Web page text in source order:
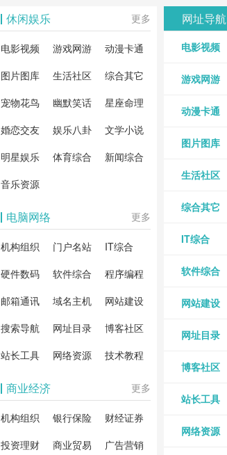
台内容丰
富，更新快
速，支持在
线观看，满
需求，提供
无广告、高
量免费看电
影网站！
成全短剧电
视剧、电视
看的电视
剧、最新的
看，神马影
院每天更新
动作片、 喜
剧片、爱情
等全新电
_huashilm.com_
动漫综合
提供最新电
视剧和2025
的在线观
看，快来碟
调电影网在
热门影视作
品吧！
整合当前互
联网最新最
软件免费下
载、资源免
术教程学习
与交流平
解软件、整
卓破解软件
载！旨在打
造一个绿色
件共享站、
资源
休闲娱乐 更多
电影视频 游戏网游
动漫卡通
图片图库
生活社区
综合其它
宠物花鸟
幽默笑话
星座命理
婚恋交友
娱乐八卦
文学小说
明星娱乐
体育综合
新闻综合
音乐资源
电脑网络 更多
机构组织 门户名站
IT综合
硬件数码
软件综合
程序编程
邮箱通讯
域名主机
网站建设
搜索导航
网址目录
博客社区
站长工具
网络资源 技术教程
商业经济 更多
机构组织 银行保险
财经证券
投资理财
商业贸易
广告营销
网址导航
电影视频
游戏网游
动漫卡通
图片图库
生活社区
综合其它
IT综合
软件综合
网站建设
网址目录
博客社区
站长工具
网络资源